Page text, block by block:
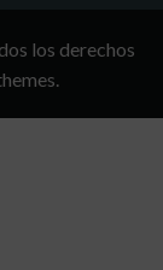
los derechos